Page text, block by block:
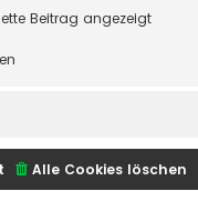
Beitrag angezeigt
Alle Cookies löschen